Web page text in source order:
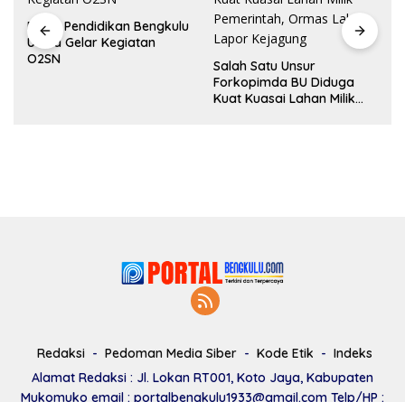
Dinas Pendidikan Bengkulu
Utara Gelar Kegiatan
O2SN
Salah Satu Unsur
Forkopimda BU Diduga
Kuat Kuasai Lahan Milik
Redaksi Pedoman Media Siber Kode Etik
Indeks
Alamat Redaksi : Jl. Lokan RT001, Koto Jaya, Kabupaten
Mukomuko email : portalbengkulu1933@gmail.com Telp/HP :